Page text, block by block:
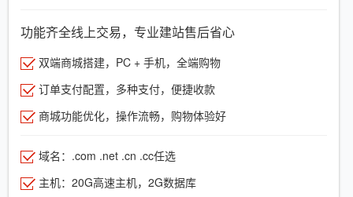
功能齐全线上交易，专业建站售后省心
双端商城搭建，PC + 手机，全端购物
订单支付配置，多种支付，便捷收款
商城功能优化，操作流畅，购物体验好
域名：.com .net .cn .cc任选
主机：20G高速主机，2G数据库